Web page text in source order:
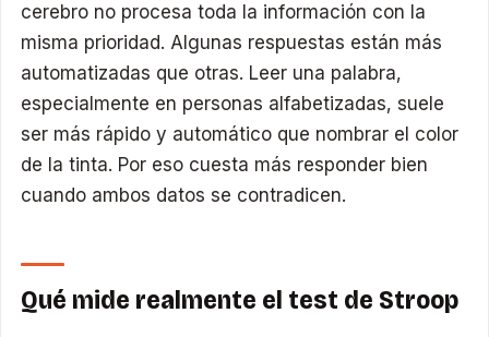
cerebro no procesa toda la información con la
misma prioridad. Algunas respuestas están más
automatizadas que otras. Leer una palabra,
especialmente en personas alfabetizadas, suele
ser más rápido y automático que nombrar el color
de la tinta. Por eso cuesta más responder bien
cuando ambos datos se contradicen.
Qué mide realmente el test de Stroop